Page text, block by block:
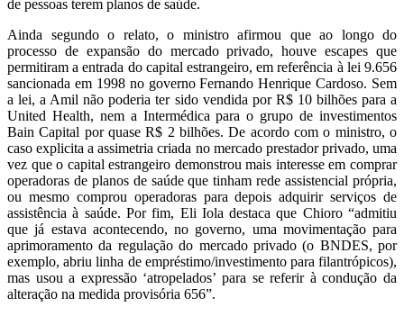
de pessoas terem planos de saúde.
Ainda segundo o relato, o ministro afirmou que ao longo do
processo de expansão do mercado privado, houve escapes que
permitiram a entrada do capital estrangeiro, em referência à lei 9.656
sancionada em 1998 no governo Fernando Henrique Cardoso. Sem
a lei, a Amil não poderia ter sido vendida por R$ 10 bilhões para a
United Health, nem a Intermédica para o grupo de investimentos
Bain Capital por quase R$ 2 bilhões. De acordo com o ministro, o
caso explicita a assimetria criada no mercado prestador privado, uma
vez que o capital estrangeiro demonstrou mais interesse em comprar
operadoras de planos de saúde que tinham rede assistencial própria,
ou mesmo comprou operadoras para depois adquirir serviços de
assistência à saúde. Por fim, Eli Iola destaca que Chioro “admitiu
que já estava acontecendo, no governo, uma movimentação para
aprimoramento da regulação do mercado privado (o BNDES, por
exemplo, abriu linha de empréstimo/investimento para filantrópicos),
mas usou a expressão ‘atropelados’ para se referir à condução da
alteração na medida provisória 656”.